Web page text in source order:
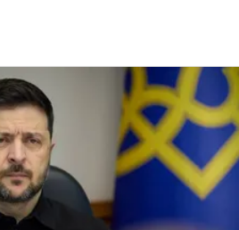
пусковые
баллистических ракет:
СНБО
что установки будут атакованы